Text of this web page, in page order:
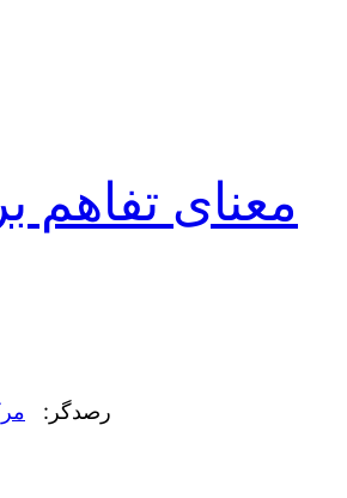
معنای تفاهم
رصدگر: